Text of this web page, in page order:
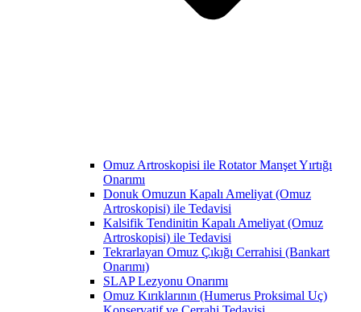
Omuz Artroskopisi ile Rotator Manşet Yırtığı
Onarımı
Donuk Omuzun Kapalı Ameliyat (Omuz
Artroskopisi) ile Tedavisi
Kalsifik Tendinitin Kapalı Ameliyat (Omuz
Artroskopisi) ile Tedavisi
Tekrarlayan Omuz Çıkığı Cerrahisi (Bankart
Onarımı)
SLAP Lezyonu Onarımı
Omuz Kırıklarının (Humerus Proksimal Uç)